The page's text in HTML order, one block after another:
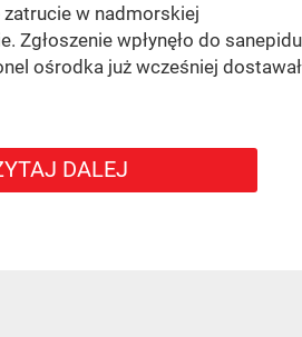
w nadmorskiej
Zgłoszenie wpłynęło do sanepidu
ośrodka już wcześniej dostawał
DALEJ